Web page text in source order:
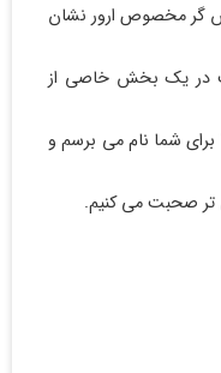
گر مخصوص ارور نشان
در یک بخش خاصی از
برای شما نام می برسم و